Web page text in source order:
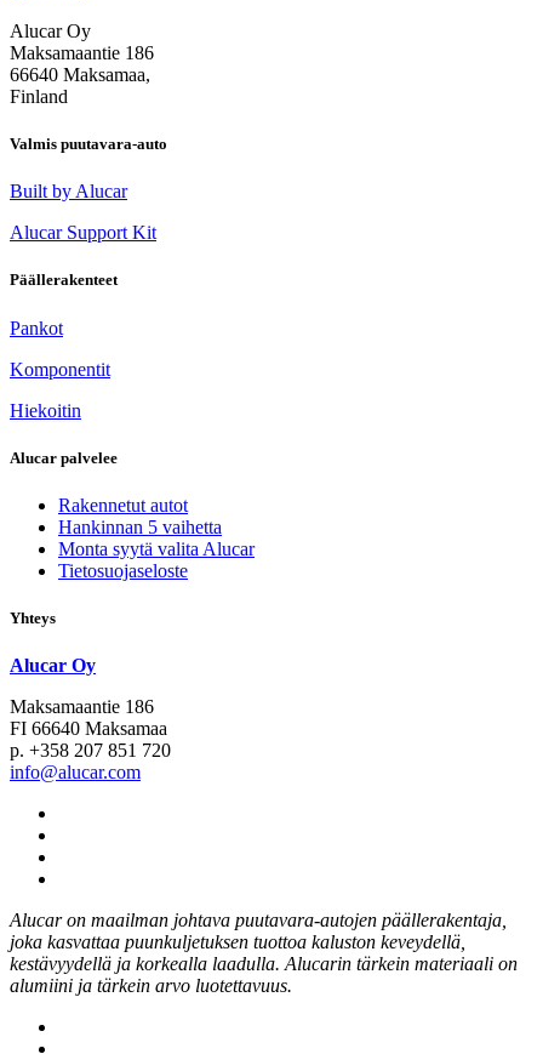
Alucar Oy
Maksamaantie 186
66640 Maksamaa,
Finland
Valmis puutavara-auto
Built by Alucar
Alucar Support Kit
Päällerakenteet
Pankot
Komponentit
Hiekoitin
Alucar palvelee
Rakennetut autot
Hankinnan 5 vaihetta
Monta syytä valita Alucar
Tietosuojaseloste
Yhteys
Alucar Oy
Maksamaantie 186
FI 66640 Maksamaa
p. +358 207 851 720
info@alucar.com
Alucar on maailman johtava puutavara-autojen päällerakentaja,
joka kasvattaa puunkuljetuksen tuottoa kaluston keveydellä,
kestävyydellä ja korkealla laadulla. Alucarin tärkein materiaali on
alumiini ja tärkein arvo luotettavuus.